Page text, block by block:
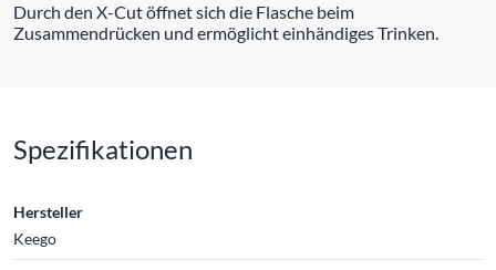
Durch den X-Cut öffnet sich die Flasche beim
Zusammendrücken und ermöglicht einhändiges Trinken.
Spezifikationen
Hersteller
Keego